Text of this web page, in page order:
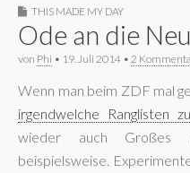
THIS MADE MY DAY
Ode an die
von Phi • 19. Juli 2014 • 2
Wenn man beim ZDF mal
irgendwelche Ranglisten
wieder auch Großes
beispielsweise.